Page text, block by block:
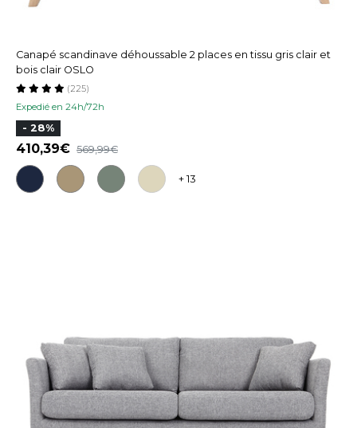
Canapé scandinave déhoussable 2 places en tissu gris clair et
bois clair OSLO
Expedié en 24h/72h
(225)
- 28%
410,39 569,99
+ 13